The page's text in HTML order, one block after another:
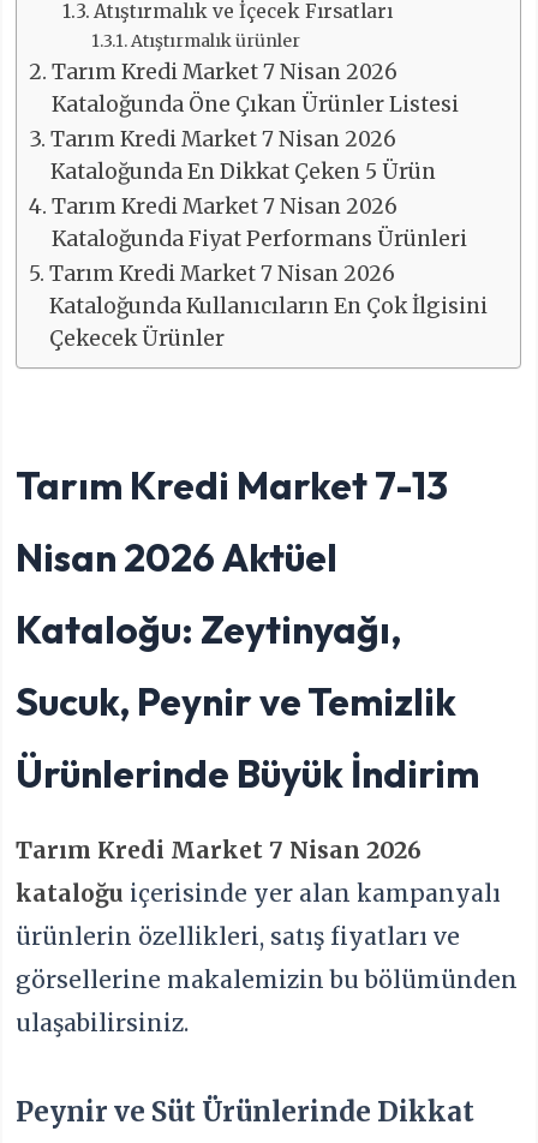
Atıştırmalık ve İçecek Fırsatları
Atıştırmalık ürünler
Tarım Kredi Market 7 Nisan 2026
Kataloğunda Öne Çıkan Ürünler Listesi
Tarım Kredi Market 7 Nisan 2026
Kataloğunda En Dikkat Çeken 5 Ürün
Tarım Kredi Market 7 Nisan 2026
Kataloğunda Fiyat Performans Ürünleri
Tarım Kredi Market 7 Nisan 2026
Kataloğunda Kullanıcıların En Çok İlgisini
Çekecek Ürünler
Tarım Kredi Market 7-13
Nisan 2026 Aktüel
Kataloğu: Zeytinyağı,
Sucuk, Peynir ve Temizlik
Ürünlerinde Büyük İndirim
Tarım Kredi Market 7 Nisan 2026
kataloğu içerisinde yer alan kampanyalı
ürünlerin özellikleri, satış fiyatları ve
görsellerine makalemizin bu bölümünden
ulaşabilirsiniz.
Peynir ve Süt Ürünlerinde Dikkat